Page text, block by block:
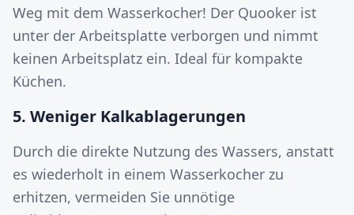
Weg mit dem Wasserkocher! Der Quooker ist
unter der Arbeitsplatte verborgen und nimmt
keinen Arbeitsplatz ein. Ideal für kompakte
Küchen.
5. Weniger Kalkablagerungen
Durch die direkte Nutzung des Wassers, anstatt
es wiederholt in einem Wasserkocher zu
erhitzen, vermeiden Sie unnötige